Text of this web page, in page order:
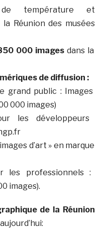
de température et
Réunion des musées
000 images dans la
de diffusion :
grand public : Images
000 images)
les développeurs
d’art » en marque
les professionnels :
images).
de la Réunion